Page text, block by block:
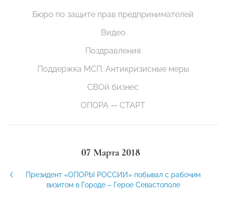
Бюро по защите прав предпринимателей
Видео
Поздравления
Поддержка МСП. Антикризисные меры
СВОй бизнес
ОПОРА — СТАРТ
07 Марта 2018
Президент «ОПОРЫ РОССИИ» побывал с рабочим
визитом в Городе – Герое Севастополе